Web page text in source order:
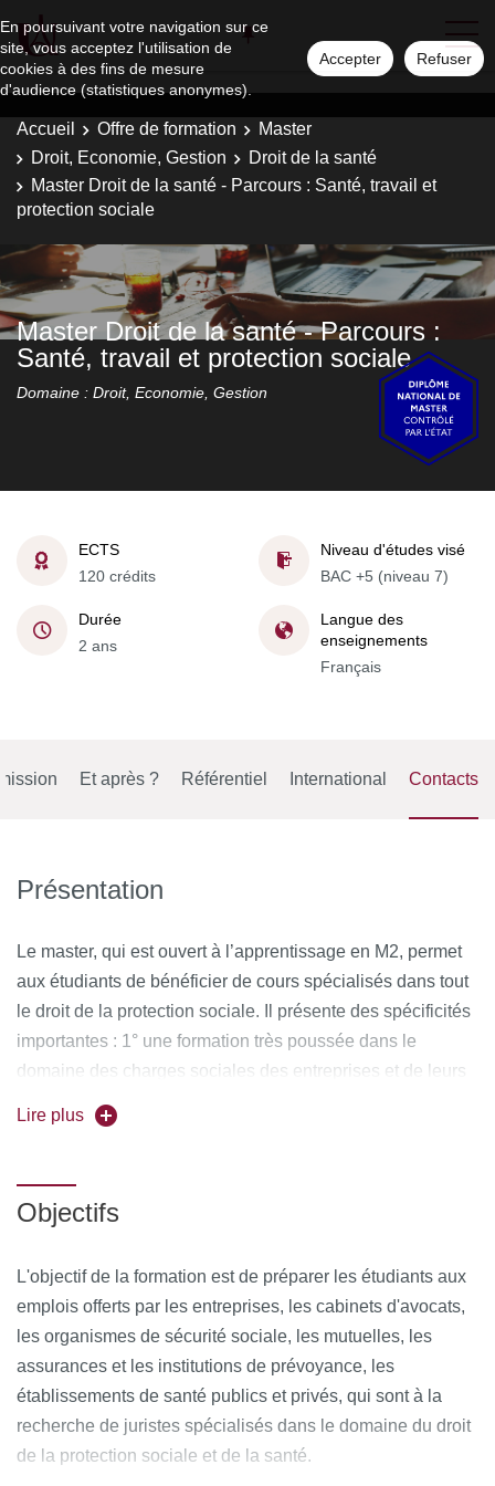
En poursuivant votre navigation sur ce
site, vous acceptez l'utilisation de
cookies à des fins de mesure
d'audience (statistiques anonymes).
Accepter Refuser
Accueil Offre de formation
Master
Droit, Economie, Gestion
Droit de la santé
Master Droit de la santé - Parcours : Santé, travail et
protection sociale
Master Droit de la santé - Parcours :
Santé, travail et protection sociale
Domaine : Droit, Economie, Gestion
ECTS
120 crédits
Niveau d'études visé
BAC +5 (niveau 7)
Durée
2 ans
Langue des
enseignements
Français
Et après ? Référentiel International Contacts
Présentation
Le master, qui est ouvert à l’apprentissage en M2, permet
aux étudiants de bénéficier de cours spécialisés dans tout
le droit de la protection sociale. Il présente des spécificités
importantes : 1° une formation très poussée dans le
domaine des charges sociales des entreprises et de leurs
relations avec les organismes de recouvrement (URSSAF)
; 2° des formations originales sur la mise en place de la
prévoyance dans les entreprises ; 3° des enseignements
théoriques et pratiques renforcés dans le domaine de tous
civil, pénal, administratif, disciplinaire, européen ; 4° une
formation originale concernant les relations juridiques des
institutions de protection sociale avec les professionnels et
établissements de santé ; 5° une formation approfondie
dans le domaine des accidents du travail et maladies
professionnelles, avec un médecin du travail.
Lire plus
Objectifs
L'objectif de la formation est de préparer les étudiants aux
emplois offerts par les entreprises, les cabinets d'avocats,
les organismes de sécurité sociale, les mutuelles, les
assurances et les institutions de prévoyance, les
établissements de santé publics et privés, qui sont à la
recherche de juristes spécialisés dans le domaine du droit
de la protection sociale et de la santé.